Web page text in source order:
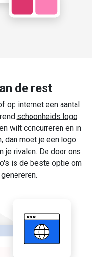
de rest
op internet een aantal
schoonheids logo
wilt concurreren en in
dan moet je een logo
je rivalen. De door ons
is de beste optie om